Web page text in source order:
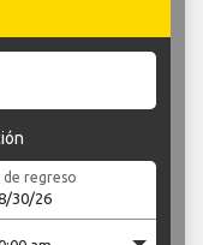
de regreso